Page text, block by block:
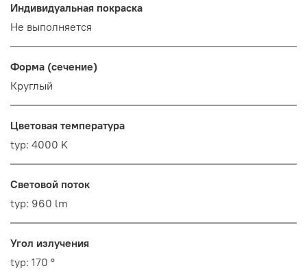
Индивидуальная покраска
Не выполняется
Форма (сечение)
Круглый
Цветовая температура
typ: 4000 K
Световой поток
typ: 960 lm
Угол излучения
typ: 170 °